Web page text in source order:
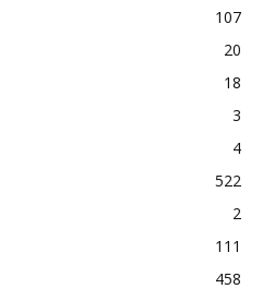
107
20
18
3
4
522
2
111
458